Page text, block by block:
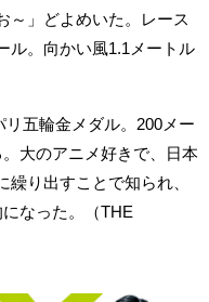
～」どよめいた。レース
ル。向かい風1.1メートル
五輪金メダル。200メー
大のアニメ好きで、日本
り出すことで知られ、
なった。（THE